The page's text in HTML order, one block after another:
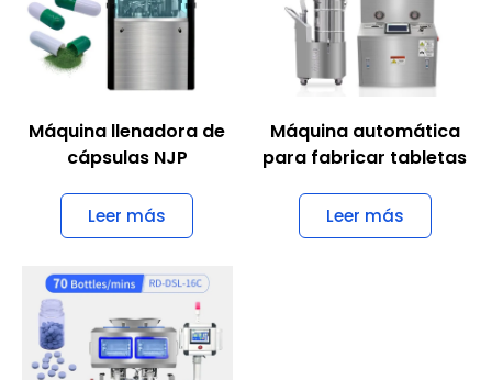
Máquina llenadora de
cápsulas NJP
Leer más
Máquina automática
para fabricar tabletas
Leer más